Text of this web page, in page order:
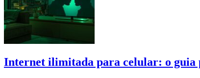
Internet ilimitada para celular: o guia